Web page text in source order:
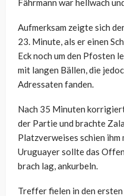
Fährmann war hellwach
Aufmerksam zeigte sich
23. Minute, als er einen
Eck noch um den Pfosten
mit langen Bällen, die
Adressaten fanden.
Nach 35 Minuten
der Partie und brachte
Platzverweises schien
Uruguayer sollte das
brach lag, ankurbeln.
Treffer fielen in den